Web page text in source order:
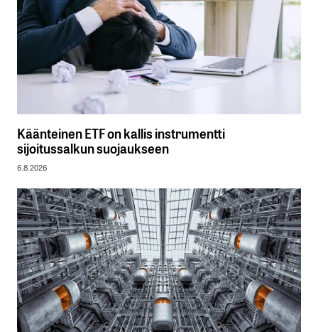
Käänteinen ETF on kallis instrumentti
sijoitussalkun suojaukseen
6.8.2026